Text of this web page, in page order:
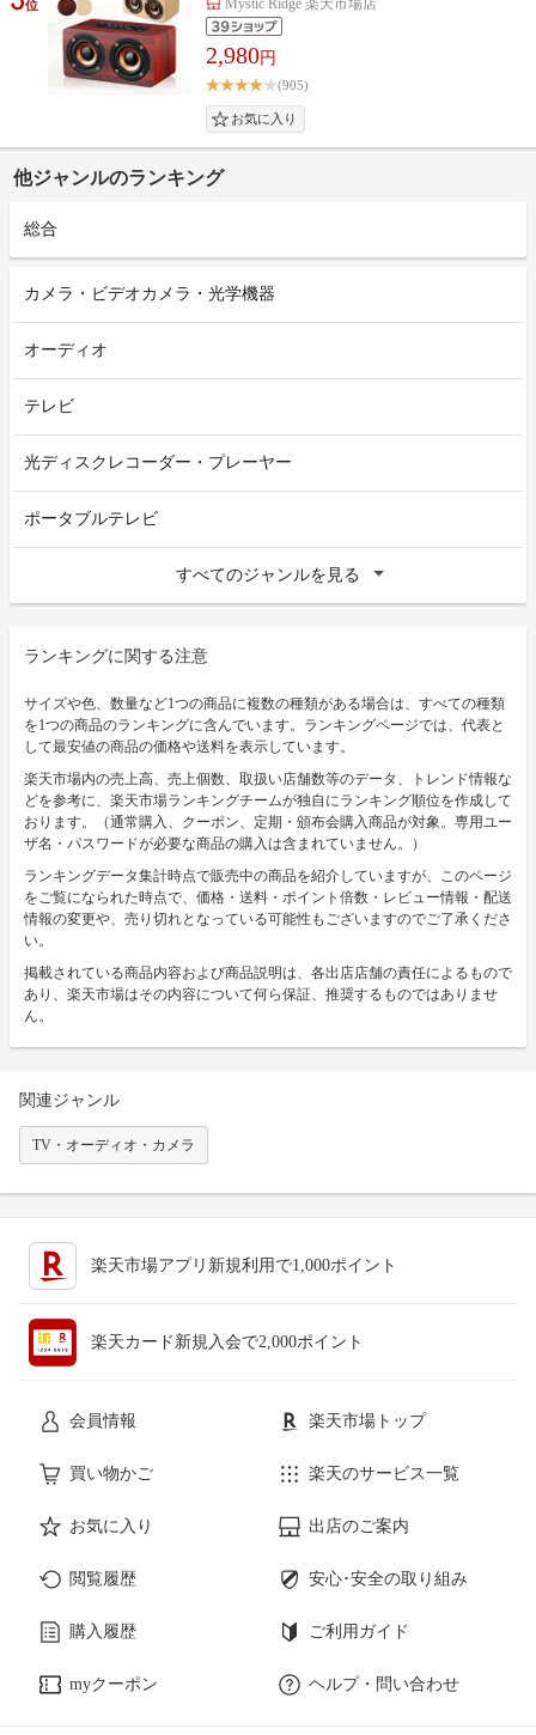
位
2,980円
(905)
他ジャンルのランキング
総合
カメラ・ビデオカメラ・光学機器
オーディオ
テレビ
光ディスクレコーダー・プレーヤー
ポータブルテレビ
すべてのジャンルを見る
ランキングに関する注意
サイズや色、数量など1つの商品に複数の種類がある場合は、すべての種類
を1つの商品のランキングに含んでいます。ランキングページでは、代表と
して最安値の商品の価格や送料を表示しています。
楽天市場内の売上高、売上個数、取扱い店舗数等のデータ、トレンド情報な
どを参考に、楽天市場ランキングチームが独自にランキング順位を作成して
おります。（通常購入、クーポン、定期・頒布会購入商品が対象。専用ユー
ザ名・パスワードが必要な商品の購入は含まれていません。）
ランキングデータ集計時点で販売中の商品を紹介していますが、このページ
をご覧になられた時点で、価格・送料・ポイント倍数・レビュー情報・配送
情報の変更や、売り切れとなっている可能性もございますのでご了承くださ
い。
掲載されている商品内容および商品説明は、各出店店舗の責任によるもので
あり、楽天市場はその内容について何ら保証、推奨するものではありませ
ん。
関連ジャンル
TV・オーディオ・カメラ
楽天市場アプリ新規利用で1,000ポイント
楽天カード新規入会で2,000ポイント
会員情報 楽天市場トップ
買い物かご 楽天のサービス一覧
お気に入り 出店のご案内
閲覧履歴 安心･安全の取り組み
購入履歴 ご利用ガイド
myクーポン ヘルプ・問い合わせ